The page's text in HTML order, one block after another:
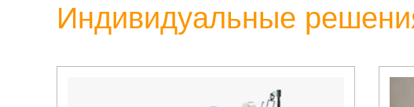
Индивидуальные